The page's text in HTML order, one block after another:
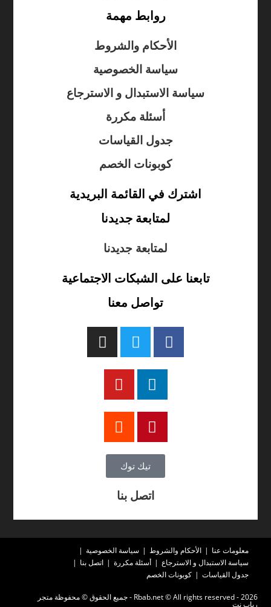
روابط مهمة
الأحكام والشروط
سياسة الخصوصية
سياسة الاستبدال و الاسترجاع
أسئلة مكررة
جدول القياسات
كوبونات الخصم
اشترك في القائمة البريدية
لمتابعة جديدنا
لمتابعة جديدنا
تابعنا على الشبكات الاجتماعية
تواصل معنا
تيك توك
اتصل بنا
معلومات عنا الأحكام والشروط
سياسة الخصوصية
سياسة الاستبدال و الاسترجاع
أسئلة مكررة
اتصل بنا
جدول القياسات
كوبونات الخصم
2026 - Rbab.net © All rights reserved - جميع الحقوق © محفوظة متجر
رباب نت